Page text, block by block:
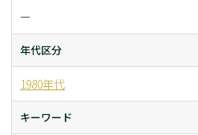
ー
年代区分
1980年代
キーワード